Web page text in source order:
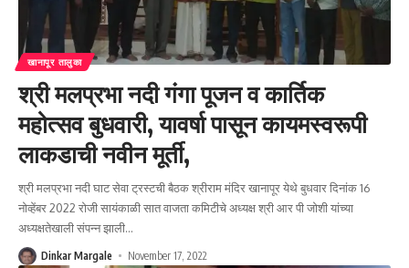
खानापूर तालुका
श्री मलप्रभा नदी गंगा पूजन व कार्तिक
महोत्सव बुधवारी, यावर्षा पासून कायमस्वरूपी
लाकडाची नवीन मूर्ती,
श्री मलप्रभा नदी घाट सेवा ट्रस्टची बैठक श्रीराम मंदिर खानापूर येथे बुधवार दिनांक 16
नोव्हेंबर 2022 रोजी सायंकाळी सात वाजता कमिटीचे अध्यक्ष श्री आर पी जोशी यांच्या
अध्यक्षतेखाली संपन्न झाली…
Dinkar Margale November 17, 2022